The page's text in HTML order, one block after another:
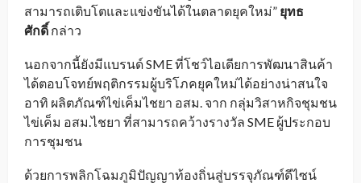
สามารถเติบโตและแข่งขันได้ในตลาดยุคใหม่” ยุทธ
ศักดิ์ กล่าว
นอกจากนี้ยังมีแบรนด์ SME ที่โชว์ไอเดียการพัฒนาสินค้า
ได้ตอบโจทย์พฤติกรรมผู้บริโภคยุคใหม่ได้อย่างน่าสนใจ
อาทิ ผลิตภัณฑ์ไข่เค็มไชยา อสม. จาก กลุ่มวิสาหกิจชุมชน
ไข่เค็ม อสม.ไชยา ที่สามารถคว้างรางวัล SME ผู้ประกอบ
การชุมชน
ด้วยการพลิกโฉมภูมิปัญญาท้องถิ่นสู่บรรจุภัณฑ์ดีไซน์